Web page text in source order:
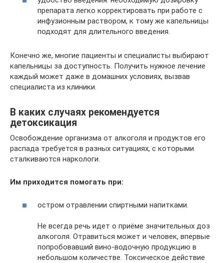
препарата легко корректировать при работе с
инфузионным раствором, к тому же капельницы
подходят для длительного введения.
Конечно же, многие пациенты и специалисты выбирают
капельницы за доступность. Получить нужное лечение
каждый может даже в домашних условиях, вызвав
специалиста из клиники.
В каких случаях рекомендуется
детоксикация
Освобождение организма от алкоголя и продуктов его
распада требуется в разных ситуациях, с которыми
сталкиваются наркологи.
Им приходится помогать при:
остром отравлении спиртными напитками.
Не всегда речь идет о приёме значительных доз
алкоголя. Отравиться может и человек, впервые
попробовавший вино-водочную продукцию в
небольшом количестве. Токсическое действие